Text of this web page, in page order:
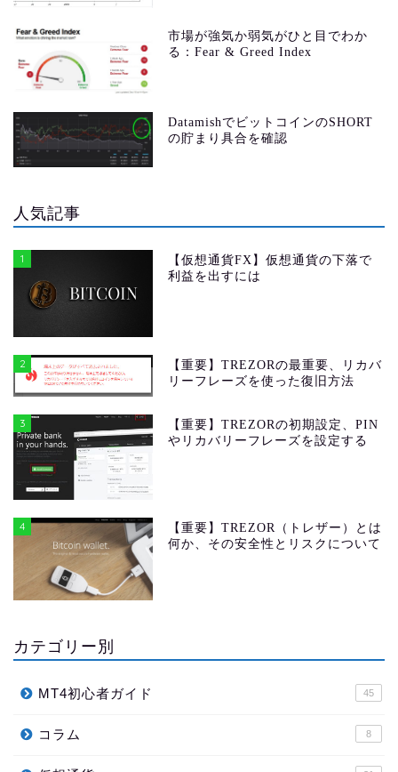
市場が強気か弱気がひと目でわか
る：Fear & Greed Index
DatamishでビットコインのSHORT
の貯まり具合を確認
人気記事
1
【仮想通貨FX】仮想通貨の下落で
利益を出すには
2
【重要】TREZORの最重要、リカバ
リーフレーズを使った復旧方法
3
【重要】TREZORの初期設定、PIN
やリカバリーフレーズを設定する
4
【重要】TREZOR（トレザー）とは
何か、その安全性とリスクについて
カテゴリー別
MT4初心者ガイド 45
コラム 8